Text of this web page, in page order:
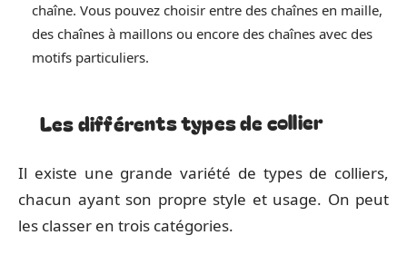
chaîne. Vous pouvez choisir entre des chaînes en maille,
des chaînes à maillons ou encore des chaînes avec des
motifs particuliers.
Les différents types de collier
Il existe une grande variété de types de colliers,
chacun ayant son propre style et usage. On peut
les classer en trois catégories.